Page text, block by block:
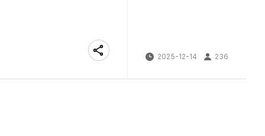
2025-12-14 236